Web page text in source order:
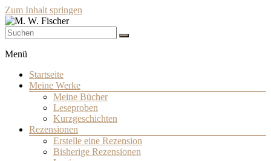
Zum Inhalt springen
Schriftsteller
Menü
Startseite
Meine Werke
Meine Bücher
Leseproben
Kurzgeschichten
Rezensionen
Erstelle eine Rezension
Bisherige Rezensionen